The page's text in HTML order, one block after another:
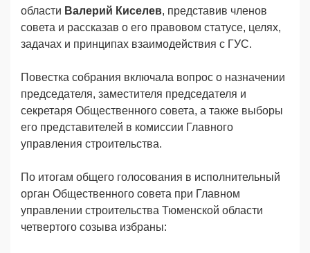
области Валерий Киселев, представив членов
совета и рассказав о его правовом статусе, целях,
задачах и принципах взаимодействия с ГУС.
Повестка собрания включала вопрос о назначении
председателя, заместителя председателя и
секретаря Общественного совета, а также выборы
его представителей в комиссии Главного
управления строительства.
По итогам общего голосования в исполнительный
орган Общественного совета при Главном
управлении строительства Тюменской области
четвертого созыва избраны: